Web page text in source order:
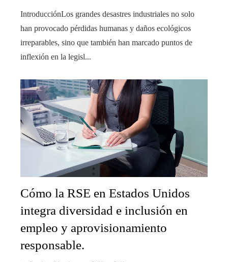
IntroducciónLos grandes desastres industriales no solo
han provocado pérdidas humanas y daños ecológicos
irreparables, sino que también han marcado puntos de
inflexión en la legisl...
Cómo la RSE en Estados Unidos
integra diversidad e inclusión en
empleo y aprovisionamiento
responsable.